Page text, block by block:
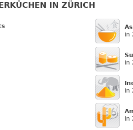
IN ZÜRICH
in
in
in
in